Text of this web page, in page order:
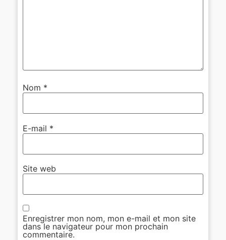
Nom *
E-mail *
Site web
Enregistrer mon nom, mon e-mail et mon site
dans le navigateur pour mon prochain
commentaire.